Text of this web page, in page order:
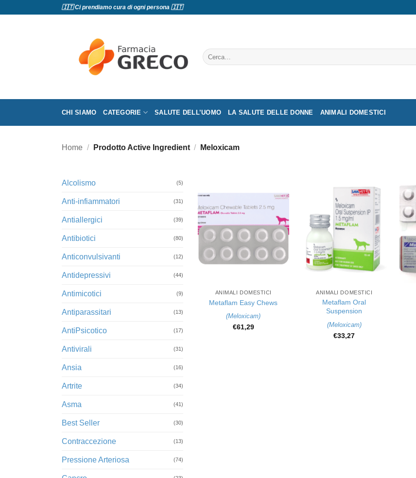
🇮🇹 Ci prendiamo cura di ogni persona 🇮🇹
Cerca:
CHI SIAMO CATEGORIE SALUTE DELL’UOMO LA SALUTE DELLE DONNE ANIMALI DOMESTICI
Home / Prodotto Active Ingredient / Meloxicam
Alcolismo (5)
Anti-infiammatori (31)
Antiallergici (39)
Antibiotici (80)
Anticonvulsivanti (12)
Antidepressivi (44)
Antimicotici (9)
Antiparassitari (13)
AntiPsicotico (17)
Antivirali (31)
Ansia (16)
Artrite (34)
Asma (41)
Best Seller (30)
Contraccezione (13)
Pressione Arteriosa (74)
ANIMALI DOMESTICI
Metaflam Easy Chews
(Meloxicam)
€61,29
ANIMALI DOMESTICI
Metaflam Oral
Suspension
(Meloxicam)
€33,27
+